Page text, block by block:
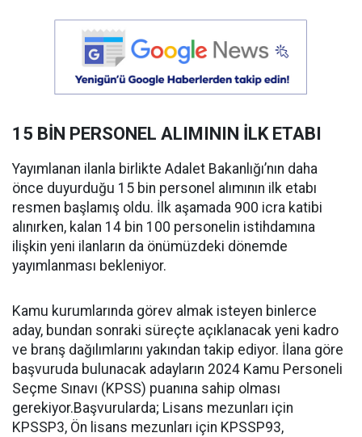
15 BİN PERSONEL ALIMININ İLK ETABI
Yayımlanan ilanla birlikte Adalet Bakanlığı’nın daha
önce duyurduğu 15 bin personel alımının ilk etabı
resmen başlamış oldu. İlk aşamada 900 icra katibi
alınırken, kalan 14 bin 100 personelin istihdamına
ilişkin yeni ilanların da önümüzdeki dönemde
yayımlanması bekleniyor.
Kamu kurumlarında görev almak isteyen binlerce
aday, bundan sonraki süreçte açıklanacak yeni kadro
ve branş dağılımlarını yakından takip ediyor. İlana göre
başvuruda bulunacak adayların 2024 Kamu Personeli
Seçme Sınavı (KPSS) puanına sahip olması
gerekiyor.Başvurularda; Lisans mezunları için
KPSSP3, Ön lisans mezunları için KPSSP93,